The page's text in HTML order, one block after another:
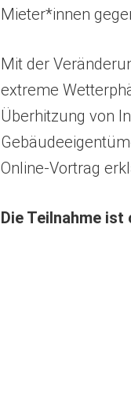
Mieter*innen
Mit der
extreme
Überhitzung von
Online-Vortrag
Die Teilnahme